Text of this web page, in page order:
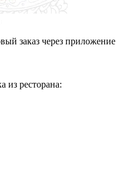
заказ через приложение
из ресторана: